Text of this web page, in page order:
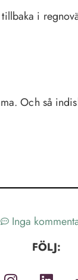
i
Och så
Inga
FÖLJ: